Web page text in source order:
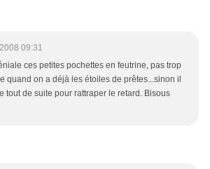
09:31
ces petites pochettes en feutrine, pas trop
quand on a déjà les étoiles de prêtes...sinon il
tout de suite pour rattraper le retard. Bisous